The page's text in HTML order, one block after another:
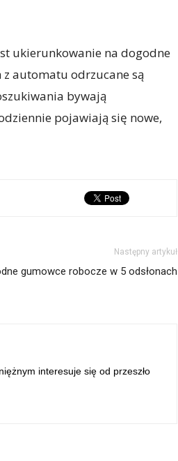
ukierunkowanie na dogodne
automatu odrzucane są
bywają
pojawiają się nowe,
Następny artykuł
gumowce robocze w 5 odsłonach
interesuje się od przeszło